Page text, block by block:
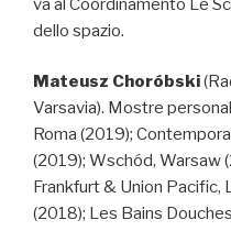
va al Coordinamento Le
dello spazio.
Mateusz Choróbski
Varsavia). Mostre
Roma (2019);
(2019); Wschód, Warsaw
Frankfurt & Union Pacific,
(2018); Les Bains